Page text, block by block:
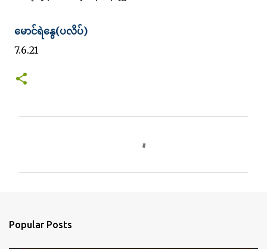
မောင်ရဲနွေ(ပလိပ်)
7.6.21
Popular Posts